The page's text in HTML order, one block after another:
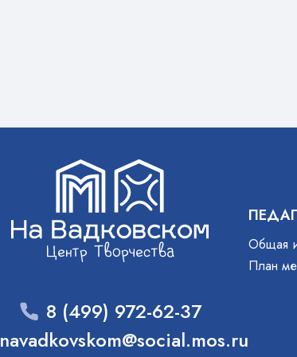
8 (499) 972-62-37
navadkovskom@social.mos.ru
Общая
План